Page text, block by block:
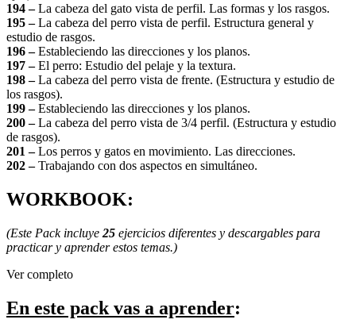
194 –La cabeza del gato vista de perfil. Las formas y los rasgos.
195 –La cabeza del perro vista de perfil. Estructura general y
estudio de rasgos.
196 –Estableciendo las direcciones y los planos.
197 –El perro: Estudio del pelaje y la textura.
198 –La cabeza del perro vista de frente. (Estructura y estudio de
los rasgos).
199 –Estableciendo las direcciones y los planos.
200 –La cabeza del perro vista de 3/4 perfil. (Estructura y estudio
de rasgos).
201 –Los perros y gatos en movimiento. Las direcciones.
202 –Trabajando con dos aspectos en simultáneo.
WORKBOOK:
(Este Pack incluye 25 ejercicios diferentes y descargables para
practicar y aprender estos temas.)
Ver completo
En este pack vas a aprender: